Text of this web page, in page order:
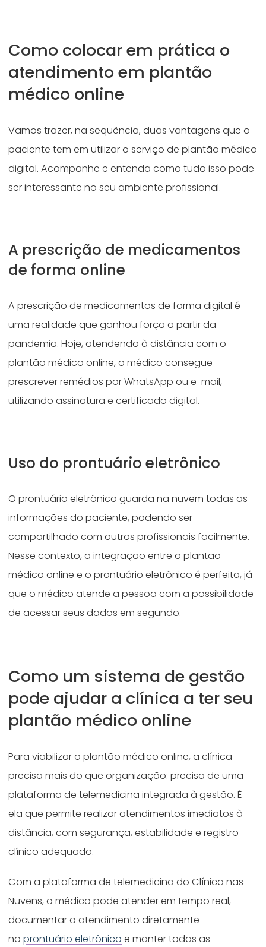
Como colocar em prática o
atendimento em plantão
médico online
Vamos trazer, na sequência, duas vantagens que o
paciente tem em utilizar o serviço de plantão médico
digital. Acompanhe e entenda como tudo isso pode
ser interessante no seu ambiente profissional.
A prescrição de medicamentos
de forma online
A prescrição de medicamentos de forma digital é
uma realidade que ganhou força a partir da
pandemia. Hoje, atendendo à distância com o
plantão médico online, o médico consegue
prescrever remédios por WhatsApp ou e-mail,
utilizando assinatura e certificado digital.
Uso do prontuário eletrônico
O prontuário eletrônico guarda na nuvem todas as
informações do paciente, podendo ser
compartilhado com outros profissionais facilmente.
Nesse contexto, a integração entre o plantão
médico online e o prontuário eletrônico é perfeita, já
que o médico atende a pessoa com a possibilidade
de acessar seus dados em segundo.
Como um sistema de gestão
pode ajudar a clínica a ter seu
plantão médico online
Para viabilizar o plantão médico online, a clínica
precisa mais do que organização: precisa de uma
plataforma de telemedicina integrada à gestão. É
ela que permite realizar atendimentos imediatos à
distância, com segurança, estabilidade e registro
clínico adequado.
Com a plataforma de telemedicina do Clínica nas
Nuvens, o médico pode atender em tempo real,
documentar o atendimento diretamente
noprontuário eletrônico e manter todas as